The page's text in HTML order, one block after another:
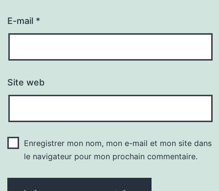
E-mail *
Site web
Enregistrer mon nom, mon e-mail et mon site dans
le navigateur pour mon prochain commentaire.